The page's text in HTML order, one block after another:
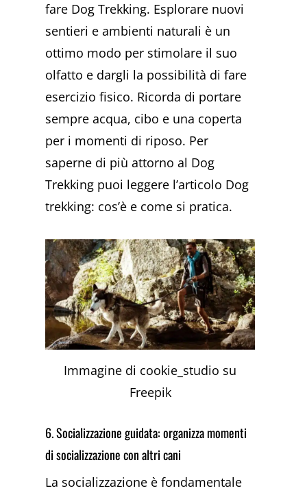
fare Dog Trekking. Esplorare nuovi
sentieri e ambienti naturali è un
ottimo modo per stimolare il suo
olfatto e dargli la possibilità di fare
esercizio fisico. Ricorda di portare
sempre acqua, cibo e una coperta
per i momenti di riposo. Per
saperne di più attorno al Dog
Trekking puoi leggere l’articolo Dog
trekking: cos’è e come si pratica.
Immagine di cookie_studio su
Freepik
6. Socializzazione guidata: organizza momenti
di socializzazione con altri cani
La socializzazione è fondamentale